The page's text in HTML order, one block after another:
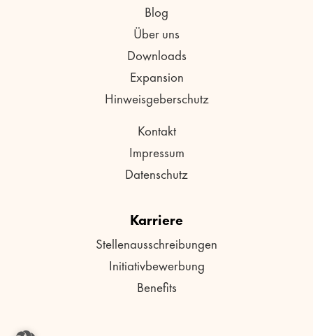
Blog
Über uns
Downloads
Expansion
Hinweisgeberschutz
Kontakt
Impressum
Datenschutz
Karriere
Stellenausschreibungen
Initiativbewerbung
Benefits